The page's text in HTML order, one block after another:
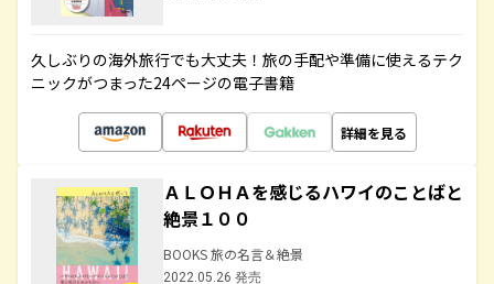
久しぶりの海外旅行でも大丈夫！旅の手配や準備に使えるテク
ニックがつまった24ページの電子書籍
詳細を見る
ＡＬＯＨＡを感じるハワイのことばと
絶景１００
BOOKS 旅の名言＆絶景
2022.05.26 発売